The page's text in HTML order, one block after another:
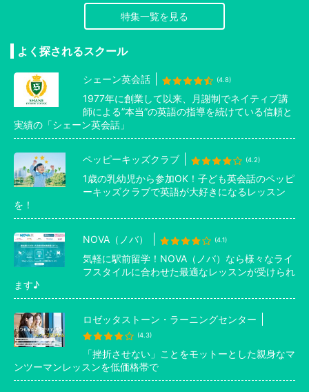
特集一覧を見る
よく探されるスクール
シェーン英会話 (4.8)
1977年に創業して以来、月謝制でネイティブ講
師による”本当”の英語の指導を続けている信頼と
実績の「シェーン英会話」
ペッピーキッズクラブ (4.2)
1歳の乳幼児から参加OK！子ども英会話のペッピ
ーキッズクラブで英語が大好きになるレッスン
を！
NOVA（ノバ） (4.1)
気軽に駅前留学！NOVA（ノバ）なら様々なライ
フスタイルに合わせた最適なレッスンが受けられ
ます♪
ロゼッタストーン・ラーニングセンター
(4.3)
「挫折させない」ことをモットーとした親身なマ
ンツーマンレッスンを低価格帯で